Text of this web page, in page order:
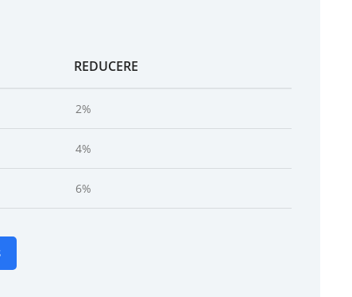
REDUCERE
2%
4%
6%